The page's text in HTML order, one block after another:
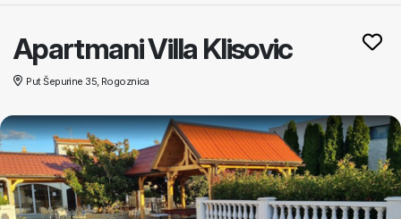
Apartmani Villa Klisovic
Put Šepurine 35, Rogoznica